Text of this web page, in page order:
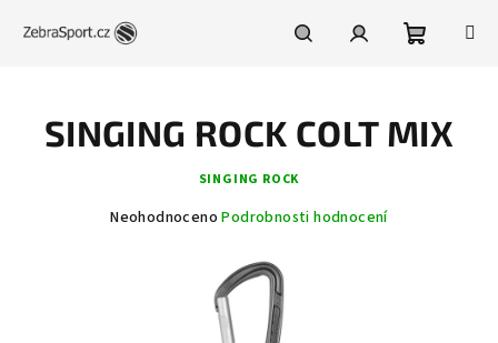
košík
SINGING ROCK COLT MIX
SINGING ROCK
Průměrné
Neohodnoceno Podrobnosti hodnocení